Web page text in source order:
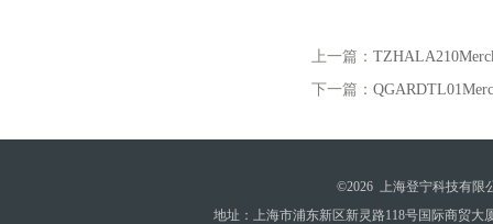
上一篇：
下一篇：
©2026 上海登宁科技有限
地址：上海市浦东新区新灵路118号国际商贸大